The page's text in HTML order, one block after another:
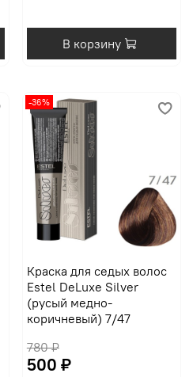
В корзину
-36%
Краска для седых волос
Estel DeLuxe Silver
(русый медно-
коричневый) 7/47
780 ₽
500 ₽